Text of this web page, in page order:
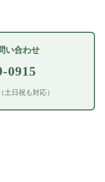
い合わせ
0915
土日祝も対応）